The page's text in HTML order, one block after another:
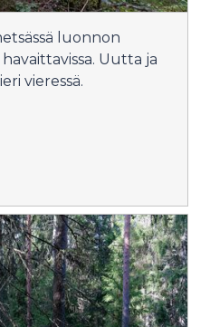
luonnon
Uutta ja
vieressä.